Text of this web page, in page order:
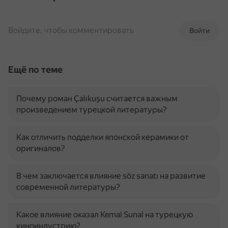
Войти
Войдите, чтобы комментировать
Ещё по теме
Почему роман Çalıkuşu считается важным
произведением турецкой литературы?
Как отличить подделки японской керамики от
оригиналов?
В чем заключается влияние söz sanatı на развитие
современной литературы?
Какое влияние оказал Kemal Sunal на турецкую
киноиндустрию?